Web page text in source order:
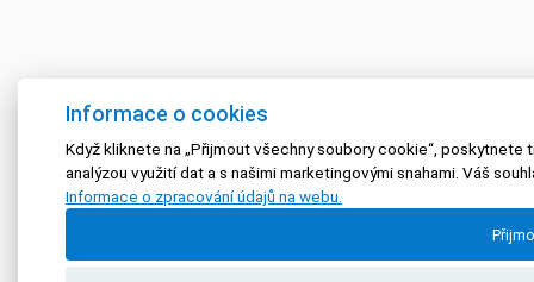
Informace o cookies
Když kliknete na „Přijmout všechny soubory cookie“,
analýzou využití dat a s našimi marketingovými snahami. Váš
Informace o zpracování údajů na webu.